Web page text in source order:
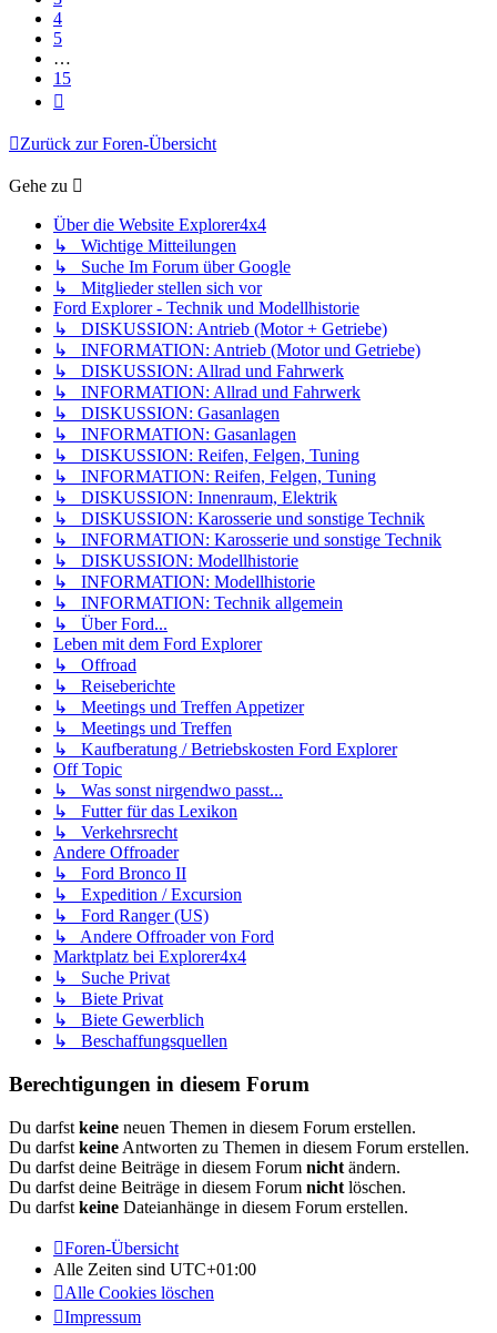
4
5
…
15
Zurück zur Foren-Übersicht
Gehe zu
Über die Website Explorer4x4
↳ Wichtige Mitteilungen
↳ Suche Im Forum über Google
↳ Mitglieder stellen sich vor
Ford Explorer - Technik und Modellhistorie
↳ DISKUSSION: Antrieb (Motor + Getriebe)
↳ INFORMATION: Antrieb (Motor und Getriebe)
↳ DISKUSSION: Allrad und Fahrwerk
↳ INFORMATION: Allrad und Fahrwerk
↳ DISKUSSION: Gasanlagen
↳ INFORMATION: Gasanlagen
↳ DISKUSSION: Reifen, Felgen, Tuning
↳ INFORMATION: Reifen, Felgen, Tuning
↳ DISKUSSION: Innenraum, Elektrik
↳ DISKUSSION: Karosserie und sonstige Technik
↳ INFORMATION: Karosserie und sonstige Technik
↳ DISKUSSION: Modellhistorie
↳ INFORMATION: Modellhistorie
↳ INFORMATION: Technik allgemein
↳ Über Ford...
Leben mit dem Ford Explorer
↳ Offroad
↳ Reiseberichte
↳ Meetings und Treffen Appetizer
↳ Meetings und Treffen
↳ Kaufberatung / Betriebskosten Ford Explorer
Off Topic
↳ Was sonst nirgendwo passt...
↳ Futter für das Lexikon
↳ Verkehrsrecht
Andere Offroader
↳ Ford Bronco II
↳ Expedition / Excursion
↳ Ford Ranger (US)
↳ Andere Offroader von Ford
Marktplatz bei Explorer4x4
↳ Suche Privat
↳ Biete Privat
↳ Biete Gewerblich
↳ Beschaffungsquellen
Berechtigungen in diesem Forum
Du darfst keine neuen Themen in diesem Forum erstellen.
Du darfst keine Antworten zu Themen in diesem Forum erstellen.
Du darfst deine Beiträge in diesem Forum nicht ändern.
Du darfst deine Beiträge in diesem Forum nicht löschen.
Du darfst keine Dateianhänge in diesem Forum erstellen.
Foren-Übersicht
Alle Zeiten sind UTC+01:00
Alle Cookies löschen
Impressum